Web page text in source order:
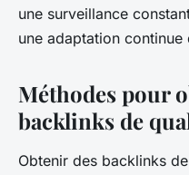
une surveillance
une adaptation
Méthodes pour
backlinks de
Obtenir des backlinks